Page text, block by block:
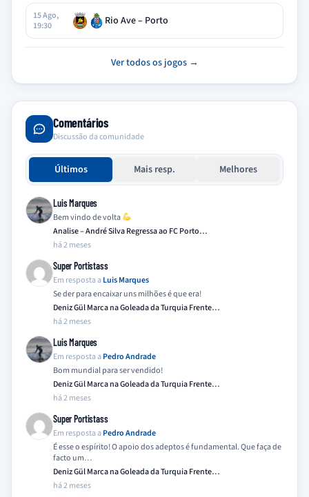
15 Ago,
19:30
Rio Ave – Porto
Ver todos os jogos →
Comentários
Discussão da comunidade
Últimos Mais resp. Melhores
Luis Marques
Bem vindo de volta
Analise – André Silva Regressa ao FC Porto…
há 2 meses
Super Portistass
Em resposta a Luis Marques
Se der para encaixar uns milhões é que era!
Deniz Gül Marca na Goleada da Turquia Frente…
há 2 meses
Luis Marques
Em resposta a Pedro Andrade
Bom mundial para ser vendido!
Deniz Gül Marca na Goleada da Turquia Frente…
há 2 meses
Super Portistass
Em resposta a Pedro Andrade
É esse o espírito! O apoio dos adeptos é fundamental. Que faça de
facto um…
Deniz Gül Marca na Goleada da Turquia Frente…
há 2 meses